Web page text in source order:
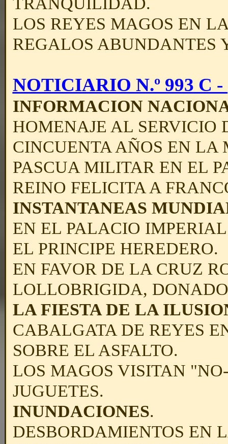
LOS REYES MAGOS EN
REGALOS ABUNDANTES
NOTICIARIO N.º 993 C -
INFORMACION
HOMENAJE AL SERVICIO
CINCUENTA AÑOS EN
PASCUA MILITAR EN EL
REINO FELICITA A
INSTANTANEAS
EN EL PALACIO
EL PRINCIPE HEREDERO.
EN FAVOR DE LA CRUZ
LOLLOBRIGIDA,
LA FIESTA DE LA
CABALGATA DE REYES
SOBRE EL ASFALTO.
LOS MAGOS VISITAN
JUGUETES.
INUNDACIONES.
DESBORDAMIENTOS EN